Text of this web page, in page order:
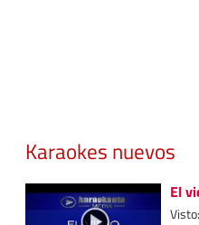
Karaokes nuevos
El